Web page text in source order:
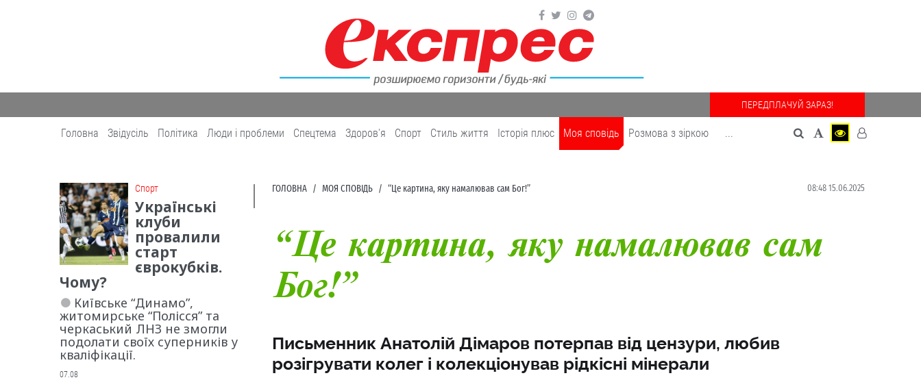
ПЕРЕДПЛАЧУЙ ЗАРАЗ!
Головна Звідусіль Політика Люди і проблеми Спецтема Здоров'я Cпорт Cтиль життя Історія плюс Моя сповідь Розмова з зіркою ...
ГОЛОВНА МОЯ СПОВІДЬ “Це картина, яку намалював сам Бог!” 08:48 15.06.2025
“Це картина, яку намалював сам
Бог!”
Письменник Анатолій Дімаров потерпав від цензури, любив
розігрувати колег і колекціонував рідкісні мінерали
Cпорт
Українські
клуби
провалили
старт
єврокубків.
Чому?
Київське “Динамо”,
житомирське “Полісся” та
черкаський ЛНЗ не змогли
подолати своїх суперників у
кваліфікації.
07.08